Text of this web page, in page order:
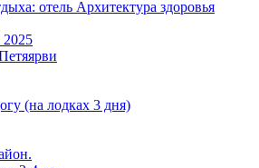
отель Архитектура здоровья
2025
(на лодках 3 дня)